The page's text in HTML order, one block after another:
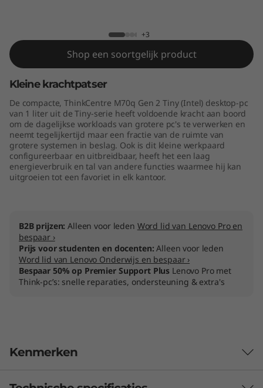
n
2
T
n
y
+3
Shop een soortgelijk product
Kleine krachtpatser
De compacte, ThinkCentre M70q Gen 2 Tiny (Intel) desktop-pc
van 1 liter uit de Tiny-serie heeft voldoende kracht aan boord
om de dagelijkse workloads van grotere pc's te verwerken en
neemt tegelijkertijd maar een fractie van de ruimte van
grotere systemen in beslag. Ook is dit kleine werkpaard
configureerbaar en uitbreidbaar, heeft het een laag
energieverbruik en tal van andere functies waarmee hij kan
uitgroeien tot een favoriet in elk kantoor.
B2B prijzen:Alleen voor leden Word lid van Lenovo Pro en
bespaar ›
Prijs voor studenten en docenten:Alleen voor leden
Word lid van Lenovo Onderwijs en bespaar ›
Bespaar 50% op Premier Support Plus Lenovo Pro met
Think-pc’s: snelle reparaties, ondersteuning & extra's
Kenmerken